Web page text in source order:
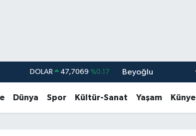
DOLAR 47,7069 %0.17 Beyoğlu
Dünya Spor Kültür-Sanat Yaşam Künye